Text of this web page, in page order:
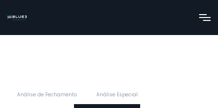
Análise de Fechamento Análise Especial